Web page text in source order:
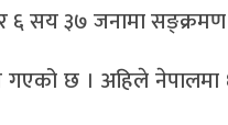
६ सय ३७ जनामा सङ्क्रमण
गएको छ । अहिले